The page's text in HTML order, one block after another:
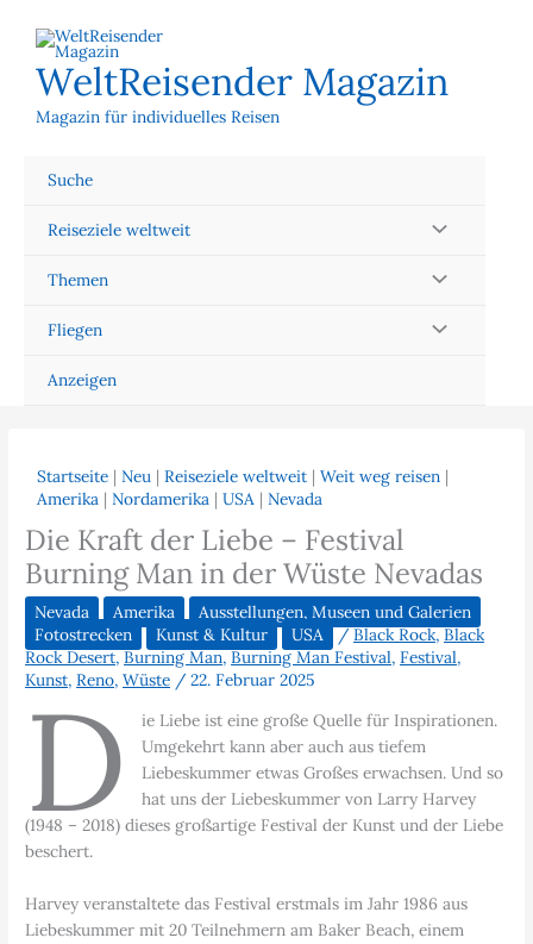
Inhalt
springenWeltReisender Magazin
Magazin für individuelles Reisen
Suche
Reiseziele weltweit
Themen
Fliegen
Anzeigen
Startseite |Neu |Reiseziele weltweit |Weit weg reisen |
Amerika |Nordamerika |USA |Nevada
Die Kraft der Liebe – Festival
Burning Man in der Wüste Nevadas
Nevada Amerika
Ausstellungen, Museen und Galerien
Fotostrecken
Kunst & Kultur USA /Black Rock,Black
Rock Desert,Burning Man,Burning Man Festival,Festival,
Kunst,Reno,Wüste /22. Februar 2025
D
ie Liebe ist eine große Quelle für Inspirationen.
Umgekehrt kann aber auch aus tiefem
Liebeskummer etwas Großes erwachsen. Und so
hat uns der Liebeskummer von Larry Harvey
(1948 – 2018) dieses großartige Festival der Kunst und der Liebe
beschert.
Harvey veranstaltete das Festival erstmals im Jahr 1986 aus
Liebeskummer mit 20 Teilnehmern am Baker Beach, einem